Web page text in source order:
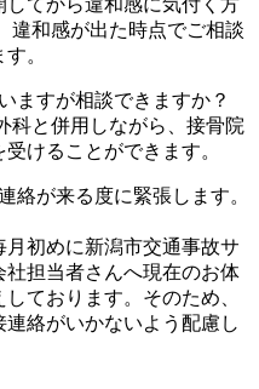
てから違和感に気付く方
違和感が出た時点でご相談
。
ますが相談できますか？
科と併用しながら、接骨院
けることができます。
絡が来る度に緊張します。
初めに新潟市交通事故サ
担当者さんへ現在のお体
ております。そのため、
絡がいかないよう配慮し